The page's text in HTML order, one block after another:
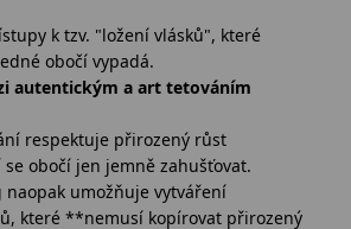
k tzv. "ložení vlásků", které
obočí vypadá.
autentickým a art tetováním
respektuje přirozený růst
obočí jen jemně zahušťovat.
umožňuje vytváření
které **nemusí kopírovat přirozený